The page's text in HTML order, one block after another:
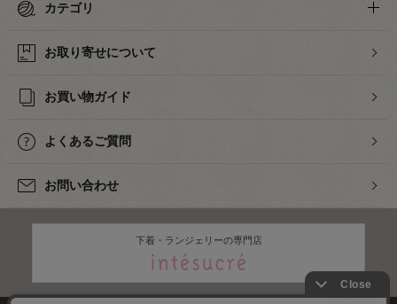
カテゴリ
お取り寄せについて
お買い物ガイド
よくあるご質問
お問い合わせ
下着・ランジェリーの専門店